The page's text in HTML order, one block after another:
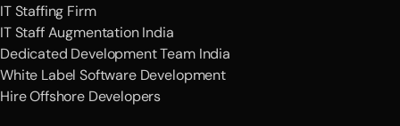
IT Staffing Firm
IT Staff Augmentation India
Dedicated Development Team India
White Label Software Development
Hire Offshore Developers